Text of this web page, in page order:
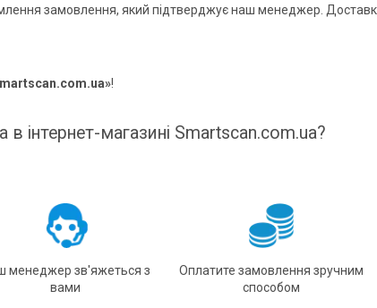
замовлення, який підтверджує наш менеджер.
!
інтернет-магазині Smartscan.com.ua?
менеджер зв'яжеться з
вами
Оплатите замовлення зручним
способом